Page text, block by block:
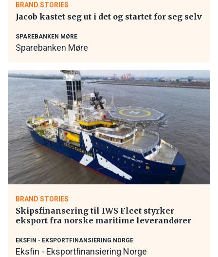
BRAND STORIES
Jacob kastet seg ut i det og startet for seg selv
SPAREBANKEN MØRE
Sparebanken Møre
BRAND STORIES
Skipsfinansering til IWS Fleet styrker
eksport fra norske maritime leverandører
EKSFIN - EKSPORTFINANSIERING NORGE
Eksfin - Eksportfinansiering Norge